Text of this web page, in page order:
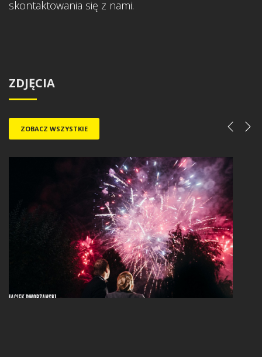
skontaktowania się z nami.
ZDJĘCIA
ZOBACZ WSZYSTKIE